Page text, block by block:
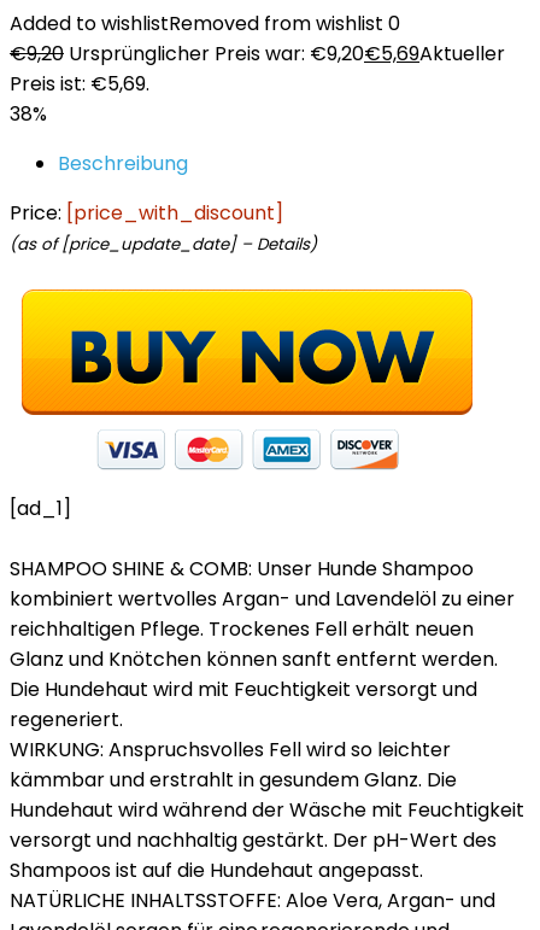
Added to wishlistRemoved from wishlist 0
€9,20 Ursprünglicher Preis war: €9,20€5,69Aktueller
Preis ist: €5,69.
38%
Beschreibung
Price: [price_with_discount]
(as of [price_update_date] – Details)
[ad_1]
SHAMPOO SHINE & COMB: Unser Hunde Shampoo
kombiniert wertvolles Argan- und Lavendelöl zu einer
reichhaltigen Pflege. Trockenes Fell erhält neuen
Glanz und Knötchen können sanft entfernt werden.
Die Hundehaut wird mit Feuchtigkeit versorgt und
regeneriert.
WIRKUNG: Anspruchsvolles Fell wird so leichter
kämmbar und erstrahlt in gesundem Glanz. Die
Hundehaut wird während der Wäsche mit Feuchtigkeit
versorgt und nachhaltig gestärkt. Der pH-Wert des
Shampoos ist auf die Hundehaut angepasst.
NATÜRLICHE INHALTSSTOFFE: Aloe Vera, Argan- und